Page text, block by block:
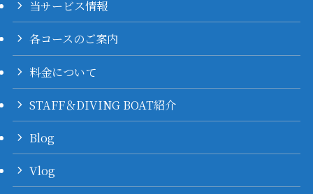
当サービス情報
各コースのご案内
料金について
STAFF＆DIVING BOAT紹介
Blog
Vlog